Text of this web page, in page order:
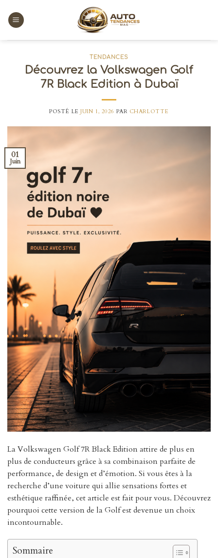
content
TENDANCES
Découvrez la Volkswagen Golf
7R Black Edition à Dubaï
POSTÉ LEJUIN 1, 2026 PAR CHARLOTTE
01
Juin
La Volkswagen Golf 7R Black Edition attire de plus en
plus de conducteurs grâce à sa combinaison parfaite de
performance, de design et d’émotion. Si vous êtes à la
recherche d’une voiture qui allie sensations fortes et
esthétique raffinée, cet article est fait pour vous. Découvrez
pourquoi cette version de la Golf est devenue un choix
incontournable.
Sommaire